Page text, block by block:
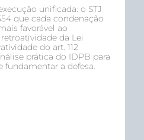
unificada: o STJ
que cada condenação
favorável ao
da Lei
do art. 112
prática do IDPB para
fundamentar a defesa.